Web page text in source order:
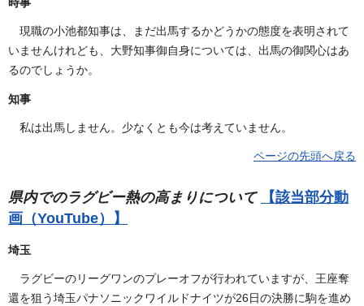
時事
現職の小池都知事は、まだ出馬するかどうかの態度を表明されて
いませんけれども、大野知事御自身については、出馬の御関心はあ
るのでしょうか。
知事
私は出馬しません。少なくとも今は考えていません。
ページの先頭へ戻る
県内でのラグビー熱の高まりについて
【該当部分動
画（YouTube）】
埼玉
ラグビーのリーグワンのプレーオフが行われていますが、王座奪
還を狙う埼玉パナソニックワイルドナイツが26日の決勝に駒を進め